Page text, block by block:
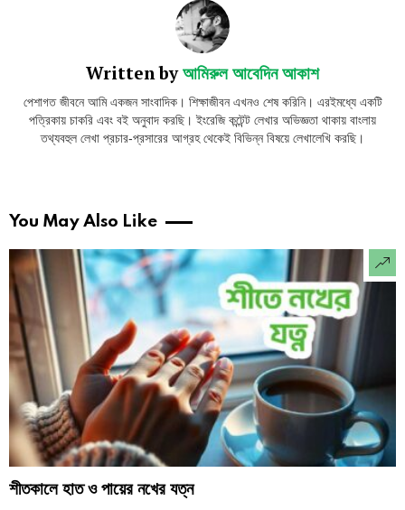
Written byআমিরুল আবেদিন আকাশ
পেশাগত জীবনে আমি একজন সাংবাদিক। শিক্ষাজীবন এখনও শেষ করিনি। এরইমধ্যে একটি
পত্রিকায় চাকরি এবং বই অনুবাদ করছি। ইংরেজি কন্টেন্ট লেখার অভিজ্ঞতা থাকায় বাংলায়
তথ্যবহুল লেখা প্রচার-প্রসারের আগ্রহ থেকেই বিভিন্ন বিষয়ে লেখালেখি করছি।
You May Also Like
শীতকালে হাত ও পায়ের নখের যত্ন